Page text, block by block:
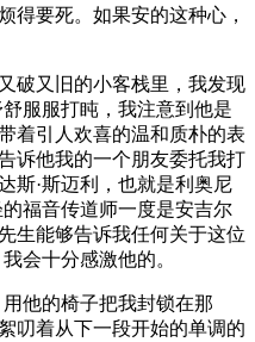
得要死。如果安的这种心，
破又旧的小客栈里，我发现
服服打盹，我注意到他是
着引人欢喜的温和质朴的表
诉他我的一个朋友委托我打
斯·斯迈利，也就是利奥尼
福音传道师一度是安吉尔
生能够告诉我任何关于这位
会十分感激他的。
他的椅子把我封锁在那
叨着从下一段开始的单调的